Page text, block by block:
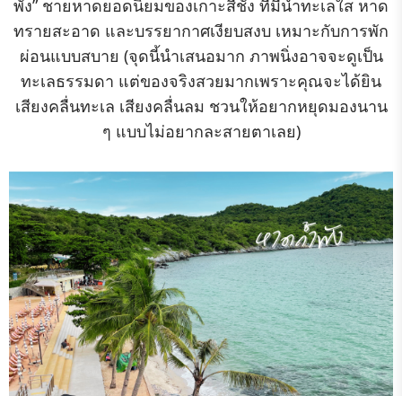
พัง” ชายหาดยอดนิยมของเกาะสีชัง ที่มีน้ำทะเลใส หาด
ทรายสะอาด และบรรยากาศเงียบสงบ เหมาะกับการพัก
ผ่อนแบบสบาย (จุดนี้นำเสนอมาก ภาพนิ่งอาจจะดูเป็น
ทะเลธรรมดา แต่ของจริงสวยมากเพราะคุณจะได้ยิน
เสียงคลื่นทะเล เสียงคลื่นลม ชวนให้อยากหยุดมองนาน
ๆ แบบไม่อยากละสายตาเลย)